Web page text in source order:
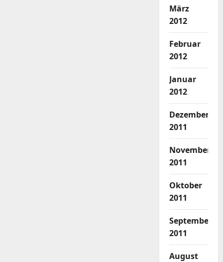
März
2012
Februar
2012
Januar
2012
Dezember
2011
November
2011
Oktober
2011
September
2011
August